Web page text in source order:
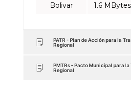
Bolivar 1.6 MBytes
PATR - Plan de Acción para la
Regional
PMTRs - Pacto Municipal para
Regional